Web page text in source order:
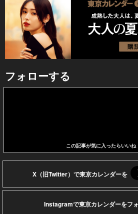
フォローする
この記事が気に入ったらいいね
X（旧Twitter）で東京カレンダーを
Instagramで東京カレンダーをフ